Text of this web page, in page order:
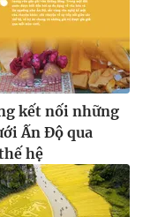
kết nối những
Ấn Độ qua
hệ